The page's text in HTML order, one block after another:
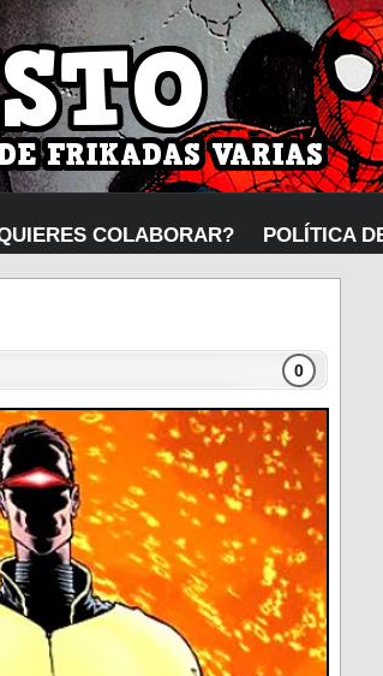
COLABORAR? POLÍTICA
0